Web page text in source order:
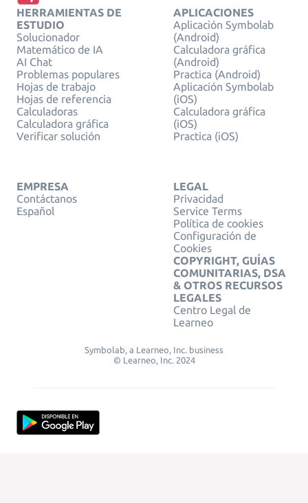
HERRAMIENTAS DE
ESTUDIO
Solucionador
Matemático de IA
AI Chat
Problemas populares
Hojas de trabajo
Hojas de referencia
Calculadoras
Calculadora gráfica
Verificar solución
APLICACIONES
Aplicación Symbolab
(Android)
Calculadora gráfica
(Android)
Practica (Android)
Aplicación Symbolab
(iOS)
Calculadora gráfica
(iOS)
Practica (iOS)
EMPRESA
Contáctanos
Español
LEGAL
Privacidad
Service Terms
Política de cookies
Configuración de
Cookies
COPYRIGHT, GUÍAS
COMUNITARIAS, DSA
& OTROS RECURSOS
LEGALES
Centro Legal de
Learneo
Symbolab, a Learneo, Inc. business
© Learneo, Inc. 2024